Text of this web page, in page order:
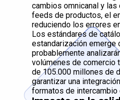
cambios omnicanal y
feeds de productos, el
reduciendo los errores
Los estándares de
estandarización emerge
probablemente
volúmenes de comercio
de 105.000 millones de
garantizar una
formatos de intercambio